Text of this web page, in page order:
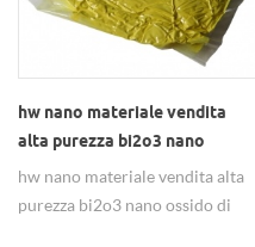
hw nano materiale vendita
alta purezza bi2o3 nano
ossido di bismuto
hw nano materiale vendita alta
purezza bi2o3 nano ossido di